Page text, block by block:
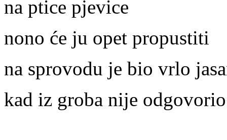
na ptice pjevice
nono će ju opet propustiti
na sprovodu je bio vrlo
kad iz groba nije